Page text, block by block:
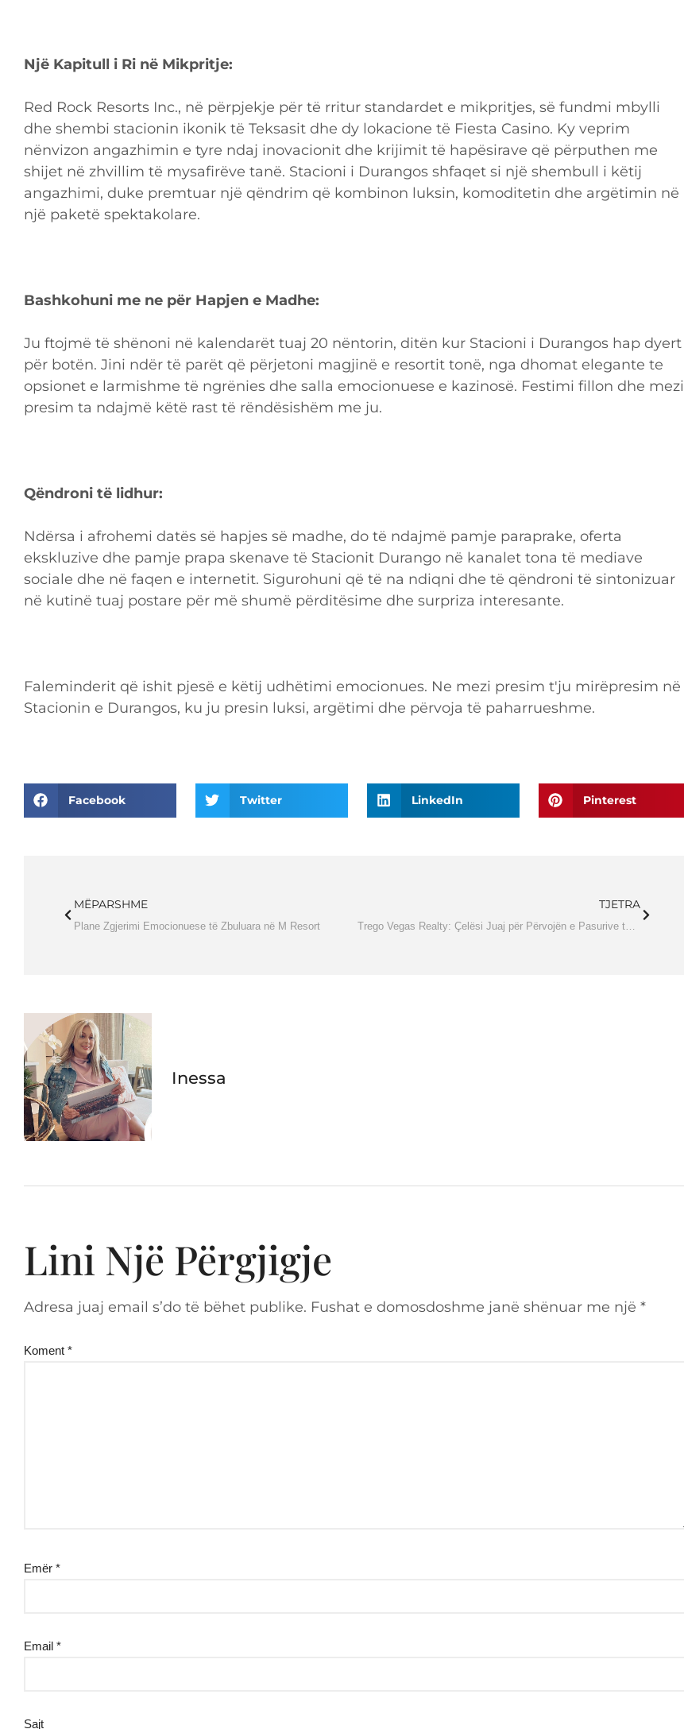
Një Kapitull i Ri në Mikpritje:
Red Rock Resorts Inc., në përpjekje për të rritur standardet e mikpritjes, së fundmi mbylli
dhe shembi stacionin ikonik të Teksasit dhe dy lokacione të Fiesta Casino. Ky veprim
nënvizon angazhimin e tyre ndaj inovacionit dhe krijimit të hapësirave që përputhen me
shijet në zhvillim të mysafirëve tanë. Stacioni i Durangos shfaqet si një shembull i këtij
angazhimi, duke premtuar një qëndrim që kombinon luksin, komoditetin dhe argëtimin në
një paketë spektakolare.
Bashkohuni me ne për Hapjen e Madhe:
Ju ftojmë të shënoni në kalendarët tuaj 20 nëntorin, ditën kur Stacioni i Durangos hap dyert
për botën. Jini ndër të parët që përjetoni magjinë e resortit tonë, nga dhomat elegante te
opsionet e larmishme të ngrënies dhe salla emocionuese e kazinosë. Festimi fillon dhe mezi
presim ta ndajmë këtë rast të rëndësishëm me ju.
Qëndroni të lidhur:
Ndërsa i afrohemi datës së hapjes së madhe, do të ndajmë pamje paraprake, oferta
ekskluzive dhe pamje prapa skenave të Stacionit Durango në kanalet tona të mediave
sociale dhe në faqen e internetit. Sigurohuni që të na ndiqni dhe të qëndroni të sintonizuar
në kutinë tuaj postare për më shumë përditësime dhe surpriza interesante.
Faleminderit që ishit pjesë e këtij udhëtimi emocionues. Ne mezi presim t'ju mirëpresim në
Stacionin e Durangos, ku ju presin luksi, argëtimi dhe përvoja të paharrueshme.
Facebook Twitter LinkedIn Pinterest
MËPARSHME
Plane Zgjerimi Emocionuese të Zbuluara në M Resort
TJETRA
Trego Vegas Realty: Çelësi Juaj për Përvojën e Pasurive të Patundshme në Vegas!?
Inessa
Lini Një Përgjigje
Adresa juaj email s’do të bëhet publike. Fushat e domosdoshme janë shënuar me një *
Koment *
Emër *
Email *
Sajt